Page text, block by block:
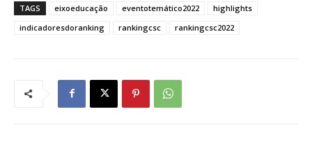
TAGS eixoeducação eventotemático2022
highlights
indicadoresdoranking
rankingcsc rankingcsc2022